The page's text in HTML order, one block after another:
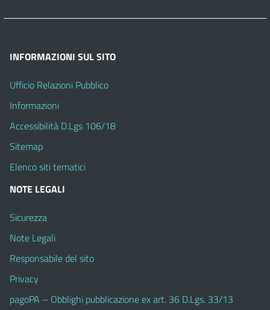
INFORMAZIONI SUL SITO
Ufficio Relazioni Pubblico
Informazioni
Accessibilità D.Lgs 106/18
Sitemap
Elenco siti tematici
NOTE LEGALI
Sicurezza
Note Legali
Responsabile del sito
Privacy
pagoPA – Obblighi pubblicazione ex art. 36 D.Lgs. 33/13